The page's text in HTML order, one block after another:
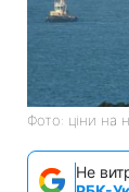
Фото: ціни на
Не